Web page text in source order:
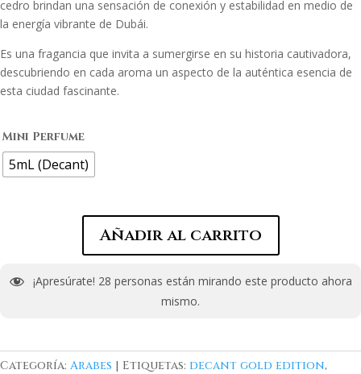
cedro brindan una sensación de conexión y estabilidad en medio de
la energía vibrante de Dubái.
Es una fragancia que invita a sumergirse en su historia cautivadora,
descubriendo en cada aroma un aspecto de la auténtica esencia de
esta ciudad fascinante.
Mini Perfume
5mL (Decant)
Añadir al carrito
¡Apresúrate! 28 personas están mirando este producto ahora
mismo.
Categoría: Arabes Etiquetas: decant gold edition,